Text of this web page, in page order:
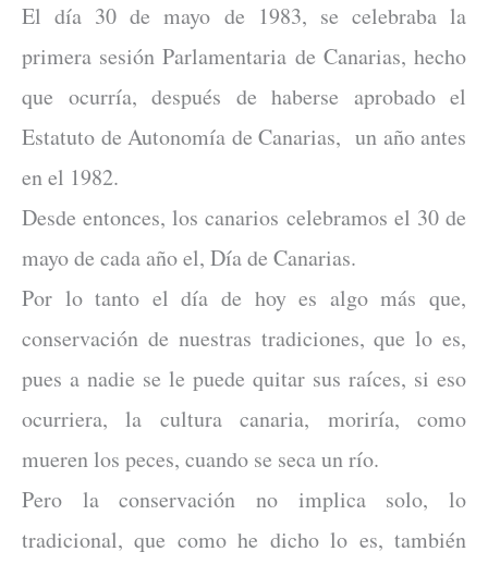
El día 30 de mayo de 1983, se celebraba la
primera sesión Parlamentaria de Canarias, hecho
que ocurría, después de haberse aprobado el
Estatuto de Autonomía de Canarias, un año antes
en el 1982.
Desde entonces, los canarios celebramos el 30 de
mayo de cada año el, Día de Canarias.
Por lo tanto el día de hoy es algo más que,
conservación de nuestras tradiciones, que lo es,
pues a nadie se le puede quitar sus raíces, si eso
ocurriera, la cultura canaria, moriría, como
mueren los peces, cuando se seca un río.
Pero la conservación no implica solo, lo
tradicional, que como he dicho lo es, también